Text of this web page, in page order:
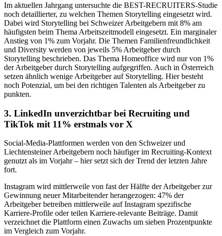
Im aktuellen Jahrgang untersuchte die BEST-RECRUITERS-Studie
noch detaillierter, zu welchen Themen Storytelling eingesetzt wird.
Dabei wird Storytelling bei Schweizer Arbeitgebern mit 8% am
häufigsten beim Thema Arbeitszeitmodell eingesetzt. Ein marginaler
Anstieg von 1% zum Vorjahr. Die Themen Familienfreundlichkeit
und Diversity werden von jeweils 5% Arbeitgeber durch
Storytelling beschrieben. Das Thema Homeoffice wird nur von 1%
der Arbeitgeber durch Storytelling aufgegriffen. Auch in Österreich
setzen ähnlich wenige Arbeitgeber auf Storytelling. Hier besteht
noch Potenzial, um bei den richtigen Talenten als Arbeitgeber zu
punkten.
3. LinkedIn unverzichtbar bei Recruiting und
TikTok mit 11% erstmals vor X
Social-Media-Plattformen werden von den Schweizer und
Liechtensteiner Arbeitgebern noch häufiger im Recruiting-Kontext
genutzt als im Vorjahr – hier setzt sich der Trend der letzten Jahre
fort.
Instagram wird mittlerweile von fast der Hälfte der Arbeitgeber zur
Gewinnung neuer Mitarbeitender herangezogen: 47% der
Arbeitgeber betreiben mittlerweile auf Instagram spezifische
Karriere-Profile oder teilen Karriere-relevante Beiträge. Damit
verzeichnet die Plattform einen Zuwachs um sieben Prozentpunkte
im Vergleich zum Vorjahr.